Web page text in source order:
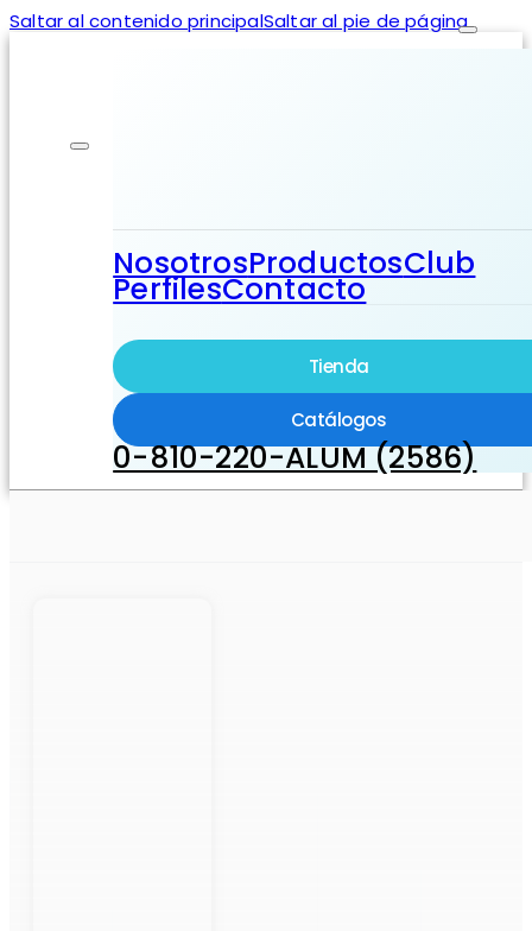
Saltar al contenido principalSaltar al pie de página
NosotrosProductosClub
PerfilesContacto
Tienda
Catálogos
0-810-220-ALUM (2586)